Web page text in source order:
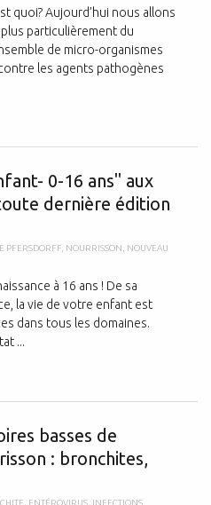
quoi? Aujourd’hui nous allons
particulièrement du
de micro-organismes
les agents pathogènes
0-16 ans" aux
dernière édition
PFERSDORFF NOURRISSON
NOUVEAU
à 16 ans ! De sa
la vie de votre enfant est
dans tous les domaines.
...
basses de
: bronchites,
ENTÉROVIRUS INFECTIONS